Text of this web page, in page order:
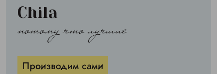
Chila
потому что лучшие
Производим сами